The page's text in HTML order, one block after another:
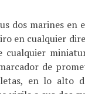
dos marines en
en cualquier
cualquier
de
en lo alto